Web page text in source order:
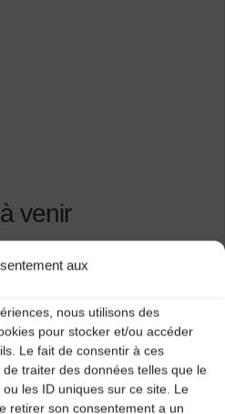
aux
nous utilisons des
pour stocker et/ou accéder
Le fait de consentir à ces
traiter des données telles que le
les ID uniques sur ce site. Le
retirer son consentement a un
venir
emplacement</li>